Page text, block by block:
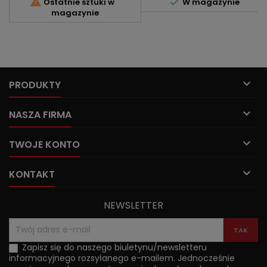
magazynie
PRODUKTY 
NASZA FIRMA 
TWOJE KONTO 
KONTAKT 
NEWSLETTER
Zapisz się do naszego biuletynu/newsletteru
informacyjnego rozsyłanego e-mailem. Jednocześnie